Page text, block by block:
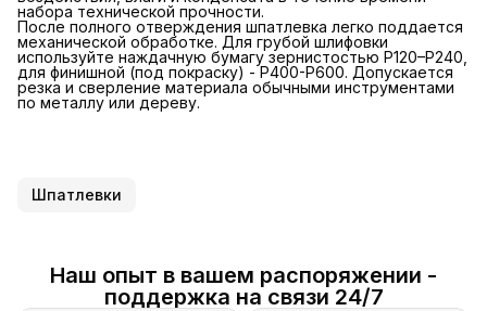
набора технической прочности.
После полного отверждения шпатлевка легко поддается
механической обработке. Для грубой шлифовки
используйте наждачную бумагу зернистостью P120–P240,
для финишной (под покраску) - P400-P600. Допускается
резка и сверление материала обычными инструментами
по металлу или дереву.
Шпатлевки
Наш опыт в вашем распоряжении -
поддержка на связи 24/7